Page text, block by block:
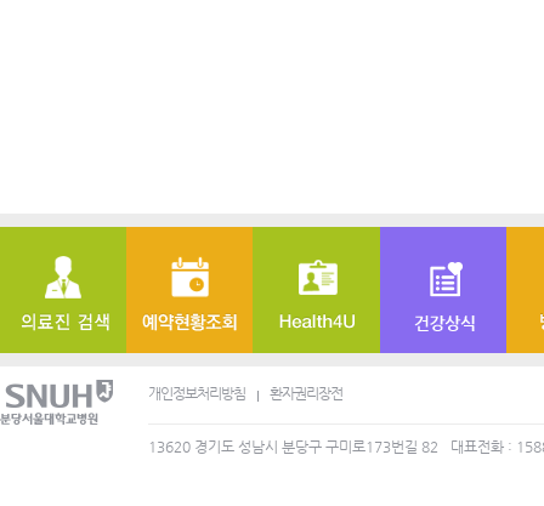
개인정보처리방침 환자권리장전
13620 경기도 성남시 분당구 구미로173번길 82 대표전화 :